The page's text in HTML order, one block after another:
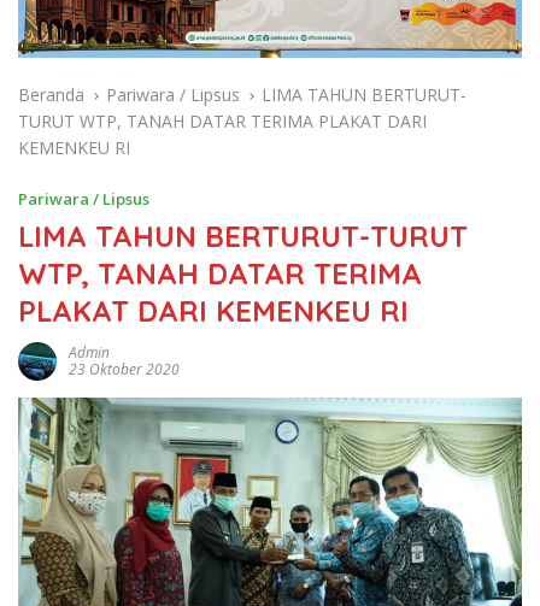
Beranda Pariwara / Lipsus
LIMA TAHUN BERTURUT-
TURUT WTP, TANAH DATAR TERIMA PLAKAT DARI
KEMENKEU RI
Pariwara / Lipsus
LIMA TAHUN BERTURUT-TURUT
WTP, TANAH DATAR TERIMA
PLAKAT DARI KEMENKEU RI
Admin
23 Oktober 2020